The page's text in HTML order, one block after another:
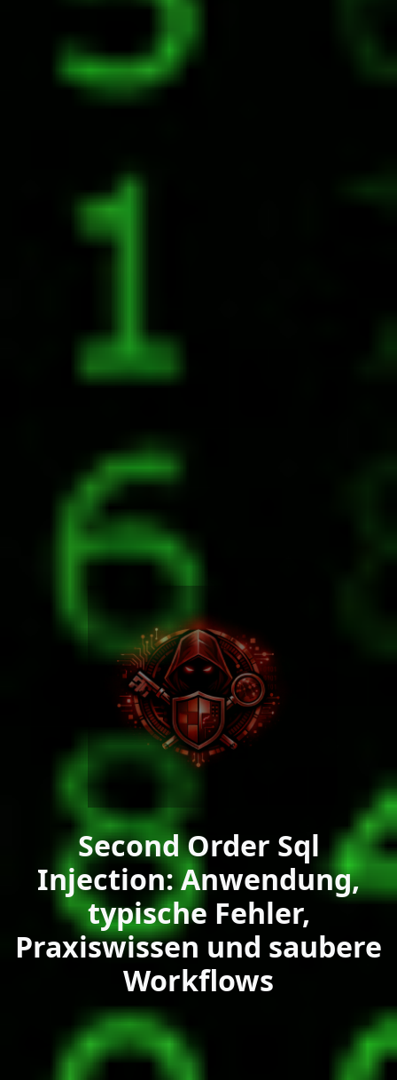
Second Order Sql
Injection: Anwendung,
typische Fehler,
Praxiswissen und saubere
Workflows